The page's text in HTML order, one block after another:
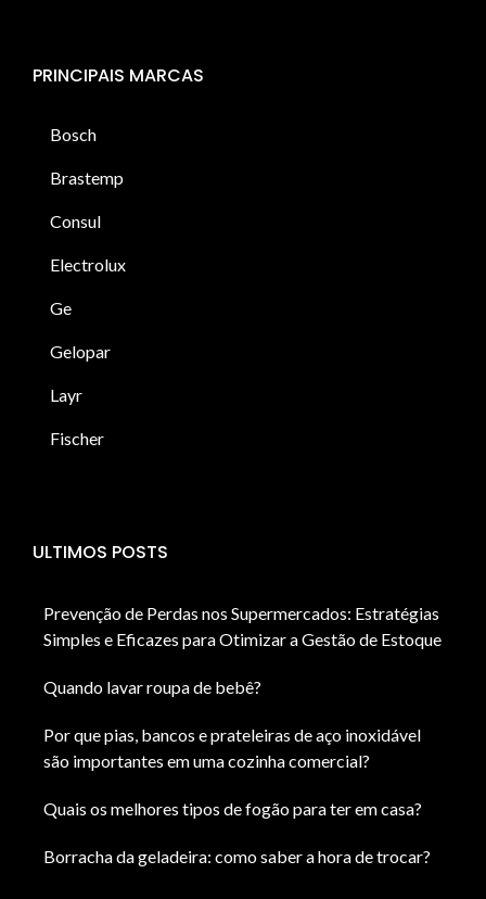
PRINCIPAIS MARCAS
Bosch
Brastemp
Consul
Electrolux
Ge
Gelopar
Layr
Fischer
ULTIMOS POSTS
Prevenção de Perdas nos Supermercados: Estratégias
Simples e Eficazes para Otimizar a Gestão de Estoque
Quando lavar roupa de bebê?
Por que pias, bancos e prateleiras de aço inoxidável
são importantes em uma cozinha comercial?
Quais os melhores tipos de fogão para ter em casa?
Borracha da geladeira: como saber a hora de trocar?